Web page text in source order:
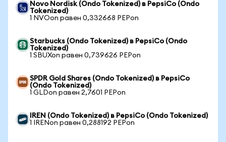
Novo Nordisk (Ondo Tokenized) в PepsiCo (Ondo
Tokenized)
1 NVOon равен 0,332668 PEPon
Starbucks (Ondo Tokenized) в PepsiCo (Ondo
Tokenized)
1 SBUXon равен 0,739626 PEPon
SPDR Gold Shares (Ondo Tokenized) в PepsiCo
(Ondo Tokenized)
1 GLDon равен 2,7601 PEPon
IREN (Ondo Tokenized) в PepsiCo (Ondo Tokenized)
1 IRENon равен 0,288192 PEPon